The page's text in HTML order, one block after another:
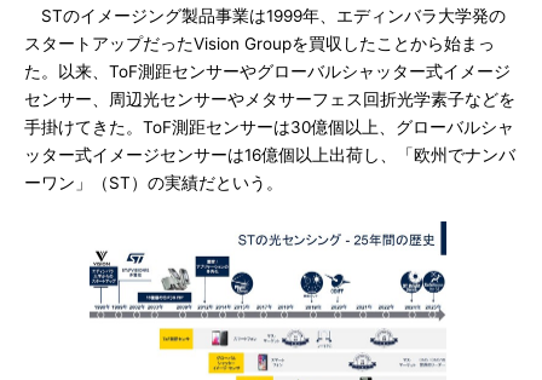
STのイメージング製品事業は1999年、エディンバラ大学発の
スタートアップだったVision Groupを買収したことから始まっ
た。以来、ToF測距センサーやグローバルシャッター式イメージ
センサー、周辺光センサーやメタサーフェス回折光学素子などを
手掛けてきた。ToF測距センサーは30億個以上、グローバルシャ
ッター式イメージセンサーは16億個以上出荷し、「欧州でナンバ
ーワン」（ST）の実績だという。